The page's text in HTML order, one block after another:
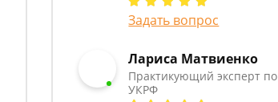
Задать вопрос
Лариса Матвиенко
Практикующий эксперт по
УКРФ